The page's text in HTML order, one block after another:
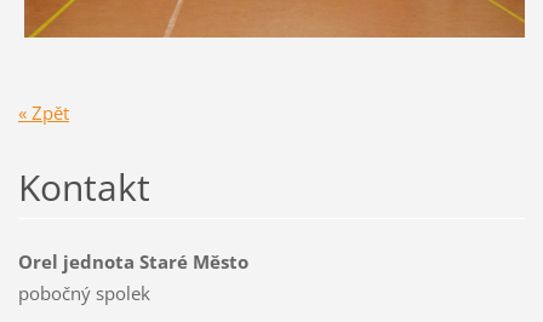
« Zpět
Kontakt
Orel jednota Staré Město
pobočný spolek